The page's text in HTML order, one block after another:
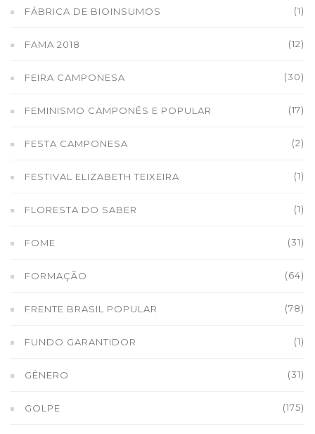
FÁBRICA DE BIOINSUMOS (1)
FAMA 2018 (12)
FEIRA CAMPONESA (30)
FEMINISMO CAMPONÊS E POPULAR (17)
FESTA CAMPONESA (2)
FESTIVAL ELIZABETH TEIXEIRA (1)
FLORESTA DO SABER (1)
FOME (31)
FORMAÇÃO (64)
FRENTE BRASIL POPULAR (78)
FUNDO GARANTIDOR (1)
GÊNERO (31)
GOLPE (175)